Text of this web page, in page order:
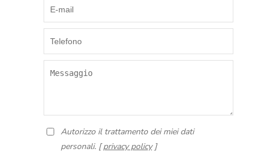
Autorizzo il trattamento dei miei dati
personali. [privacy policy]